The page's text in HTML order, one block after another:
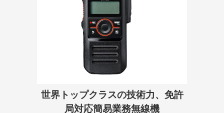
世界トップクラスの技術力、免許
局対応簡易業務無線機